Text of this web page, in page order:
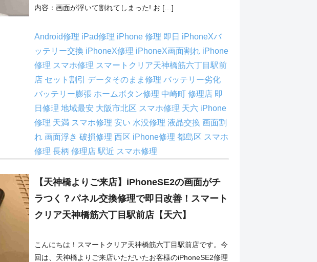
内容：画面が浮いて割れてしまった! お […]
Android修理 iPad修理 iPhone 修理 即日 iPhoneXバ
ッテリー交換 iPhoneX修理 iPhoneX画面割れ iPhone
修理 スマホ修理 スマートクリア天神橋筋六丁目駅前
店 セット割引 データそのまま修理 バッテリー劣化
バッテリー膨張 ホームボタン修理 中崎町 修理店 即
日修理 地域最安 大阪市北区 スマホ修理 天六 iPhone
修理 天満 スマホ修理 安い 水没修理 液晶交換 画面割
れ 画面浮き 破損修理 西区 iPhone修理 都島区 スマホ
修理 長柄 修理店 駅近 スマホ修理
【天神橋よりご来店】iPhoneSE2の画面がチ
ラつく？パネル交換修理で即日改善！スマート
クリア天神橋筋六丁目駅前店【天六】
こんにちは！スマートクリア天神橋筋六丁目駅前店です。今
回は、天神橋よりご来店いただいたお客様のiPhoneSE2修理